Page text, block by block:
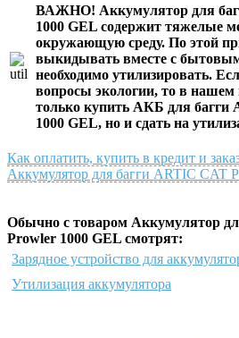
ВАЖНО! Аккумулятор для
1000 GEL содержит тяжелые
окружающую среду. По этой
выкидывать вместе с
необходимо утилизировать.
вопросы экологии, то в
только купить АКБ для багги
1000 GEL, но и сдать на
Как оплатить, купить в кредит и
Аккумулятор для багги ARTIC CAT
Обычно с товаром Аккумулятор
Prowler 1000 GEL смотрят:
Зарядное устройство для
Утилизация аккумулятора